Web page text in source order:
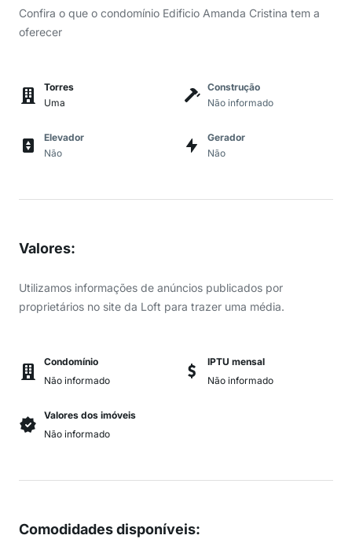
Confira o que o condomínio Edificio Amanda Cristina tem a
oferecer
Torres
Uma
Construção
Não informado
Elevador
Não
Gerador
Não
Valores:
Utilizamos informações de anúncios publicados por
proprietários no site da Loft para trazer uma média.
Condomínio
Não informado
IPTU mensal
Não informado
Valores dos imóveis
Não informado
Comodidades disponíveis: